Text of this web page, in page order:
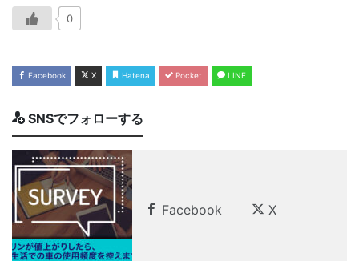
0
Facebook X Hatena Pocket LINE
SNSでフォローする
Facebook X